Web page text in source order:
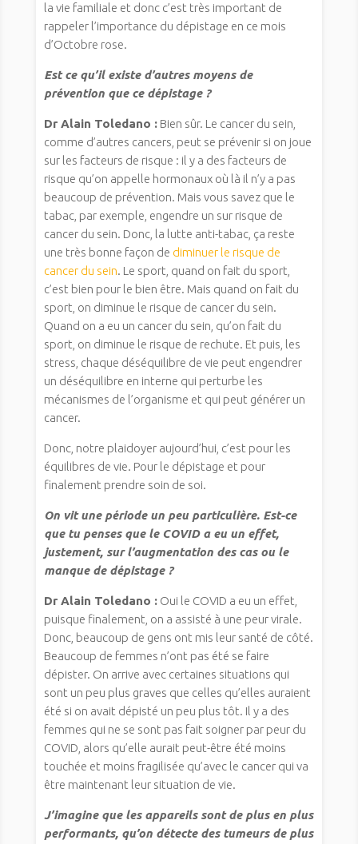
la vie familiale et donc c’est très important de
rappeler l’importance du dépistage en ce mois
d’Octobre rose.
Est ce qu’il existe d’autres moyens de
prévention que ce dépistage ?
Dr Alain Toledano :Bien sûr. Le cancer du sein,
comme d’autres cancers, peut se prévenir si on joue
sur les facteurs de risque : il y a des facteurs de
risque qu’on appelle hormonaux où là il n’y a pas
beaucoup de prévention. Mais vous savez que le
tabac, par exemple, engendre un sur risque de
cancer du sein. Donc, la lutte anti-tabac, ça reste
une très bonne façon de diminuer le risque de
cancer du sein. Le sport, quand on fait du sport,
c’est bien pour le bien être. Mais quand on fait du
sport, on diminue le risque de cancer du sein.
Quand on a eu un cancer du sein, qu’on fait du
sport, on diminue le risque de rechute. Et puis, les
stress, chaque déséquilibre de vie peut engendrer
un déséquilibre en interne qui perturbe les
mécanismes de l’organisme et qui peut générer un
cancer.
Donc, notre plaidoyer aujourd’hui, c’est pour les
équilibres de vie. Pour le dépistage et pour
finalement prendre soin de soi.
On vit une période un peu particulière. Est-ce
que tu penses que le COVID a eu un effet,
justement, sur l’augmentation des cas ou le
manque de dépistage ?
Dr Alain Toledano :Oui le COVID a eu un effet,
puisque finalement, on a assisté à une peur virale.
Donc, beaucoup de gens ont mis leur santé de côté.
Beaucoup de femmes n’ont pas été se faire
dépister. On arrive avec certaines situations qui
sont un peu plus graves que celles qu’elles auraient
été si on avait dépisté un peu plus tôt. Il y a des
femmes qui ne se sont pas fait soigner par peur du
COVID, alors qu’elle aurait peut-être été moins
touchée et moins fragilisée qu’avec le cancer qui va
être maintenant leur situation de vie.
J’imagine que les appareils sont de plus en plus
performants, qu’on détecte des tumeurs de plus